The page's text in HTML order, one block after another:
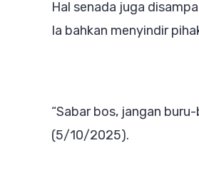
Hal senada juga
Ia bahkan menyindir
“Sabar bos, jangan
(5/10/2025).